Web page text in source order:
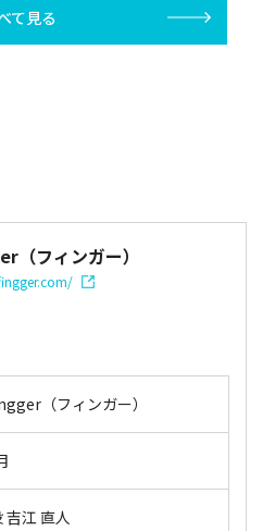
て見る
（フィンガー）
（フィンガー）
江 直人